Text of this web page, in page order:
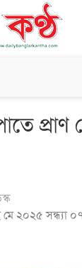
মে ২০২৫ সন্ধ্যা